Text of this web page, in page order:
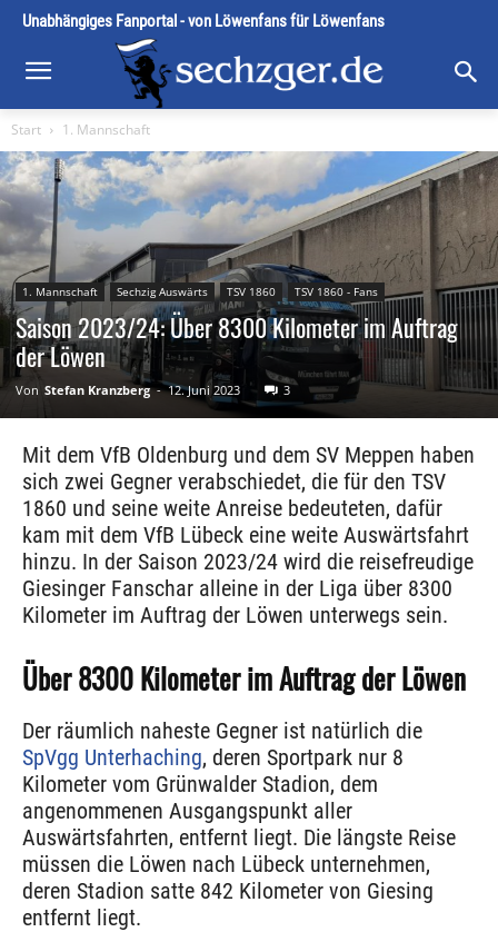
Unabhängiges Fanportal - von Löwenfans für Löwenfans
Start 1. Mannschaft
1. Mannschaft Sechzig Auswärts TSV 1860 TSV 1860 - Fans
Saison 2023/24: Über 8300 Kilometer im Auftrag
der Löwen
Von Stefan Kranzberg - 12. Juni 2023 3
Mit dem VfB Oldenburg und dem SV Meppen haben
sich zwei Gegner verabschiedet, die für den TSV
1860 und seine weite Anreise bedeuteten, dafür
kam mit dem VfB Lübeck eine weite Auswärtsfahrt
hinzu. In der Saison 2023/24 wird die reisefreudige
Giesinger Fanschar alleine in der Liga über 8300
Kilometer im Auftrag der Löwen unterwegs sein.
Über 8300 Kilometer im Auftrag der Löwen
Der räumlich naheste Gegner ist natürlich die
SpVgg Unterhaching, deren Sportpark nur 8
Kilometer vom Grünwalder Stadion, dem
angenommenen Ausgangspunkt aller
Auswärtsfahrten, entfernt liegt. Die längste Reise
müssen die Löwen nach Lübeck unternehmen,
deren Stadion satte 842 Kilometer von Giesing
entfernt liegt.